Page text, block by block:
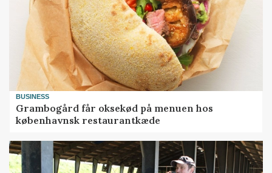
BUSINESS
Grambogård får oksekød på menuen hos
københavnsk restaurantkæde